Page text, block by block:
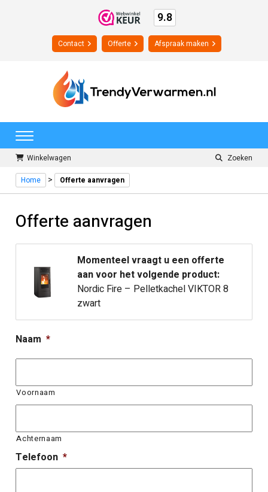
9.8
Contact Offerte Afspraak maken
Winkelwagen Zoeken
Home > Offerte aanvragen
Offerte aanvragen
Momenteel vraagt u een offerte
aan voor het volgende product:
Nordic Fire – Pelletkachel VIKTOR 8
zwart
Naam *
Voornaam
Achternaam
Telefoon *